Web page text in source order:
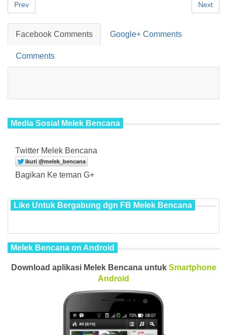
Prev Next
Facebook Comments Google+ Comments
Comments
Media Sosial Melek Bencana
Twitter Melek Bencana
Bagikan Ke teman G+
Like Untuk Bergabung dgn FB Melek Bencana
Melek Bencana on Android
Download aplikasi Melek Bencana untuk Smartphone
Android